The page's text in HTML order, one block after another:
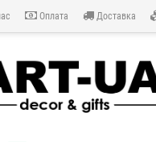
Оплата Доставка